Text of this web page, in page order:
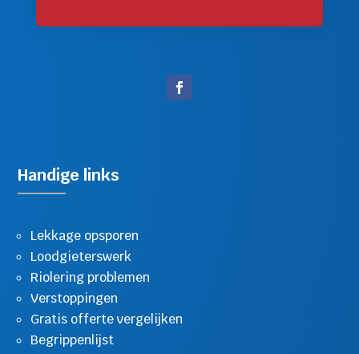
Handige links
Lekkage opsporen
Loodgieterswerk
Riolering problemen
Verstoppingen
Gratis offerte vergelijken
Begrippenlijst